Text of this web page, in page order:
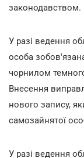
законодавством.
У разі ведення
особа
чорнилом
Внесення
нового запису,
самозайнятої
У разі ведення